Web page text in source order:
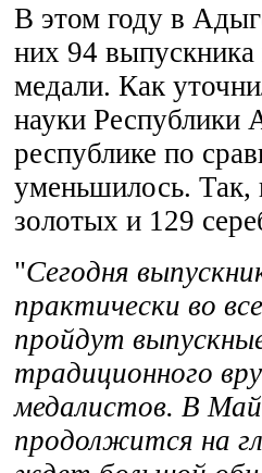
В этом году в
них 94 выпускника
медали. Как
науки Республики
республике по
уменьшилось. Так,
золотых и 129
"Сегодня
практически во
пройдут
традиционного
медалистов. В
продолжится на